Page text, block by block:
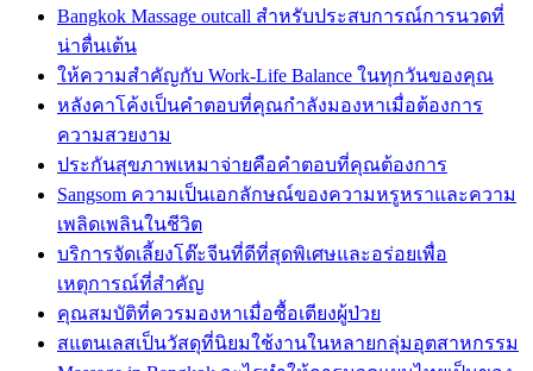
Bangkok Massage outcall สำหรับประสบการณ์การนวดที่
น่าตื่นเต้น
ให้ความสำคัญกับ Work-Life Balance ในทุกวันของคุณ
หลังคาโค้งเป็นคำตอบที่คุณกำลังมองหาเมื่อต้องการ
ความสวยงาม
ประกันสุขภาพเหมาจ่ายคือคำตอบที่คุณต้องการ
Sangsom ความเป็นเอกลักษณ์ของความหรูหราและความ
เพลิดเพลินในชีวิต
บริการจัดเลี้ยงโต๊ะจีนที่ดีที่สุดพิเศษและอร่อยเพื่อ
เหตุการณ์ที่สำคัญ
คุณสมบัติที่ควรมองหาเมื่อซื้อเตียงผู้ป่วย
สแตนเลสเป็นวัสดุที่นิยมใช้งานในหลายกลุ่มอุตสาหกรรม